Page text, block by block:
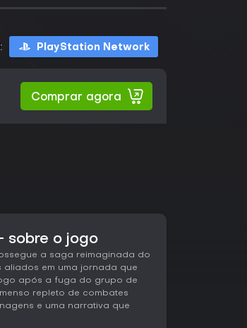
PlayStation Network
Comprar agora
sobre o jogo
a saga reimaginada do
aliados em uma jornada que
após a fuga do grupo de
repleto de combates
e uma narrativa que